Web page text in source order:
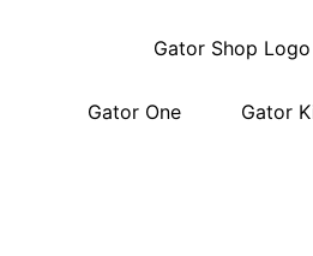
Gator One Gator